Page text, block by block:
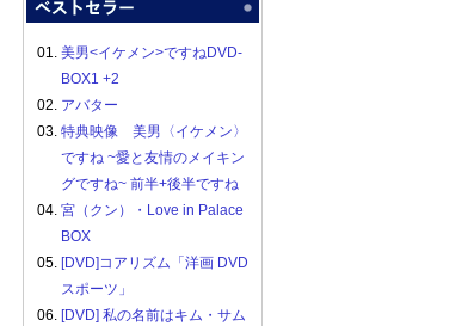
01. 美男<イケメン>ですねDVD-
BOX1 +2
02. アバター
03. 特典映像 美男〈イケメン〉
ですね ~愛と友情のメイキン
グですね~ 前半+後半ですね
04. 宮（クン）・Love in Palace
BOX
05. [DVD]コアリズム「洋画 DVD
スポーツ」
06. [DVD] 私の名前はキム・サム